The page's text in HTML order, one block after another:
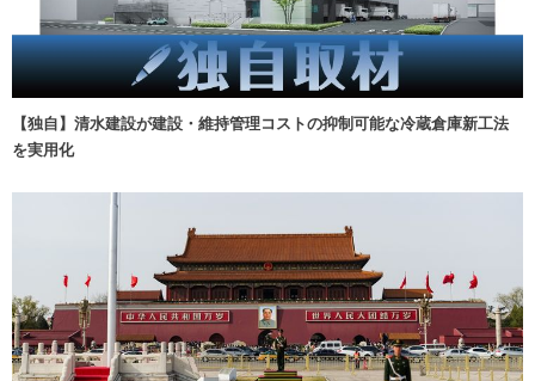
【独自】清水建設が建設・維持管理コストの抑制可能な冷蔵倉庫新工法
を実用化